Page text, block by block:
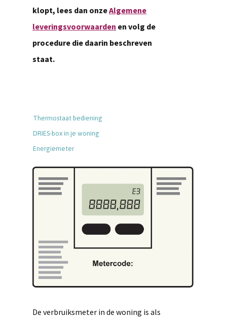
klopt, lees dan onzeAlgemene
leveringsvoorwaarden en volg de
procedure die daarin beschreven
staat.
Thermostaat bediening
DRIES-box in je woning
Energiemeter
De verbruiksmeter in de woning is als